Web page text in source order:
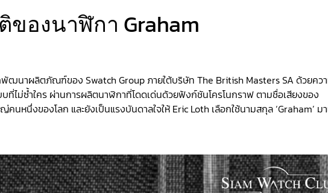
ของนาฬิกา Graham
ฒนาผลิตภัณฑ์ของ Swatch Group ภายใต้บริษัท The British Masters SA ด้วยคว
ไม่ซ้ำใคร ผ่านการผลิตนาฬิกาที่โดดเด่นด้วยฟังก์ชันโครโนกราฟ ตามชื่อเสียงของ
นหนึ่งของโลก และยังเป็นแรงบันดาลใจให้ Eric Loth เลือกใช้นามสกุล ‘Graham’ ม